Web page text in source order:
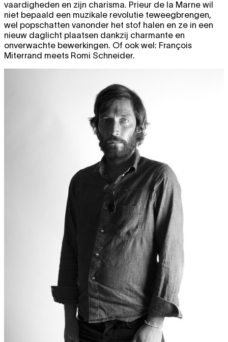
vaardigheden en zijn charisma. Prieur de la Marne wil
niet bepaald een muzikale revolutie teweegbrengen,
wel popschatten vanonder het stof halen en ze in een
nieuw daglicht plaatsen dankzij charmante en
onverwachte bewerkingen. Of ook wel: François
Miterrand meets Romi Schneider.